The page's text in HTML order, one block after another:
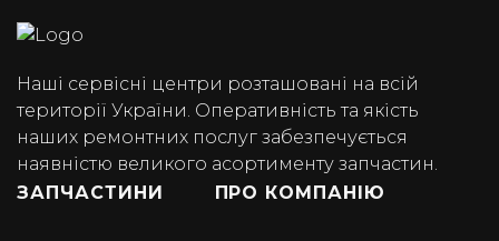
Наші сервісні центри розташовані на всій
території України. Оперативність та якість
наших ремонтних послуг забезпечується
наявністю великого асортименту запчастин.
ЗАПЧАСТИНИ
ПРО КОМПАНІЮ